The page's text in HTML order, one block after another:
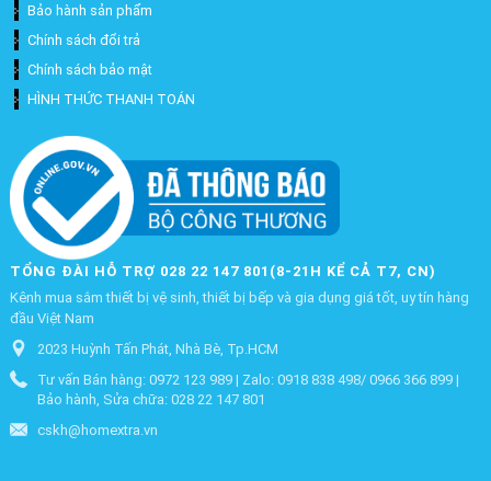
Bảo hành sản phẩm
Chính sách đổi trả
Chính sách bảo mật
HÌNH THỨC THANH TOÁN
TỔNG ĐÀI HỖ TRỢ 028 22 147 801(8-21H KỂ CẢ T7, CN)
Kênh mua sắm thiết bị vệ sinh, thiết bị bếp và gia dụng giá tốt, uy tín hàng
đầu Việt Nam
2023 Huỳnh Tấn Phát, Nhà Bè, Tp.HCM
Tư vấn Bán hàng: 0972 123 989 | Zalo: 0918 838 498/ 0966 366 899 |
Bảo hành, Sửa chữa: 028 22 147 801
cskh@homextra.vn